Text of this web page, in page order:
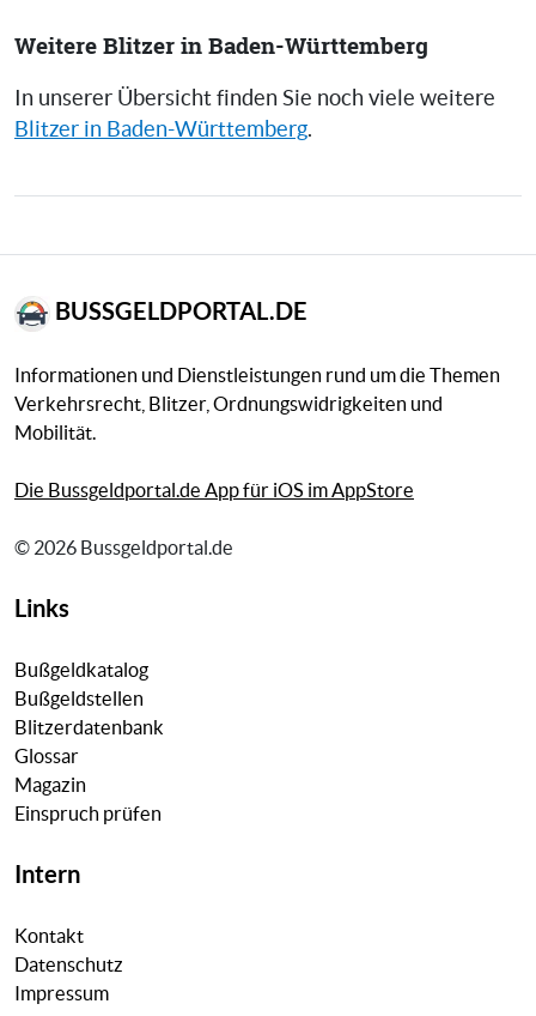
Weitere Blitzer in Baden-Württemberg
In unserer Übersicht finden Sie noch viele weitere
Blitzer in Baden-Württemberg.
BUSSGELDPORTAL.DE
Informationen und Dienstleistungen rund um die Themen
Verkehrsrecht, Blitzer, Ordnungswidrigkeiten und
Mobilität.
Die Bussgeldportal.de App für iOS im AppStore
© 2026 Bussgeldportal.de
Links
Bußgeldkatalog
Bußgeldstellen
Blitzerdatenbank
Glossar
Magazin
Einspruch prüfen
Intern
Kontakt
Datenschutz
Impressum